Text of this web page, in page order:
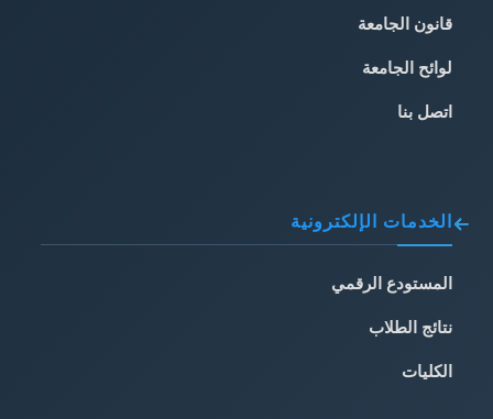
قانون الجامعة
لوائح الجامعة
اتصل بنا
الخدمات الإلكترونية
المستودع الرقمي
نتائج الطلاب
الكليات